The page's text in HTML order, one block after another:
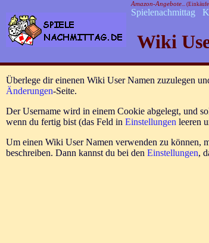
Amazon-Angebote...
Spielenachmittag
Wiki
Überlege dir einenen Wiki User Namen zuzulegen
Änderungen-Seite.
Der Username wird in einem Cookie abgelegt, und
wenn du fertig bist (das Feld in Einstellungen leeren
Um einen Wiki User Namen verwenden zu können,
beschreiben. Dann kannst du bei den Einstellungen,